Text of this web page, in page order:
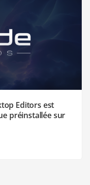
Editors est
préinstallée sur